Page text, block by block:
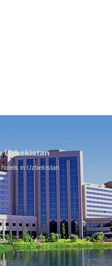
Culture
By nature
is why
any